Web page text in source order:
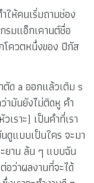
ให้คนเริ่มถามช่อง
รมแอ็กเคานต์ชื่อ
โควตหนึ่งของ ปีกัส
ตัด a ออกแล้วเติม s
ามันยังไม่ติดหู คำ
ราะ) เป็นคำที่เรา
แบบเป็นใคร จะมา
ยาน ล้น ๆ แบบฉัน
อว่าผลงานที่จะได้